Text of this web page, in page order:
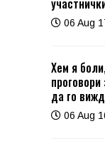
06 Aug
Хем я
да го
06 Aug